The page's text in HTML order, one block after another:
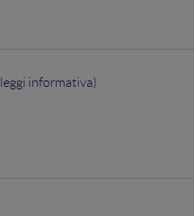
leggi informativa)